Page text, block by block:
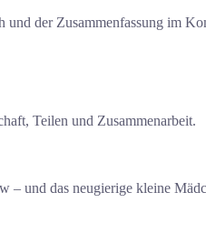
der Zusammenfassung im
Teilen und Zusammenarbeit.
– und das neugierige kleine